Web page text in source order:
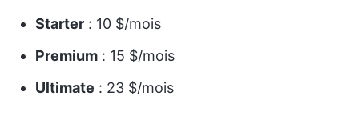
Starter : 10 $/mois
Premium : 15 $/mois
Ultimate : 23 $/mois